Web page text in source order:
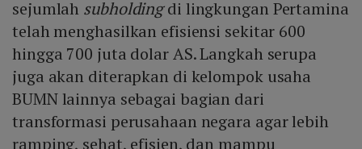
sejumlah subholdingdi lingkungan Pertamina
telah menghasilkan efisiensi sekitar 600
hingga 700 juta dolar AS. Langkah serupa
juga akan diterapkan di kelompok usaha
BUMN lainnya sebagai bagian dari
transformasi perusahaan negara agar lebih
ramping, sehat, efisien, dan mampu